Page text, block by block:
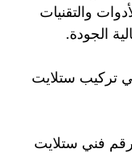
والتقنيات
الجودة.
تركيب ستلايت
فني ستلايت